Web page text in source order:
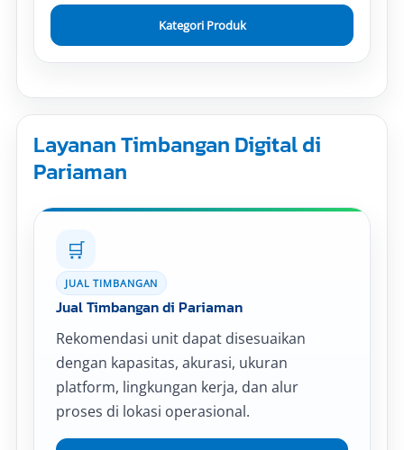
Kategori Produk
Layanan Timbangan Digital di
Pariaman
🛒
JUAL TIMBANGAN
Jual Timbangan di Pariaman
Rekomendasi unit dapat disesuaikan
dengan kapasitas, akurasi, ukuran
platform, lingkungan kerja, dan alur
proses di lokasi operasional.